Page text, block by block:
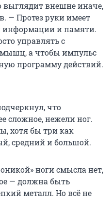
выглядит внешне иначе,
— Протез руки имеет
информации и памяти.
управлять с
а чтобы импульс
программу действий.
что
сложное, нежели ног.
хотя бы три как
средний и большой.
ноги смысла нет,
— должна быть
металл. Но всё не